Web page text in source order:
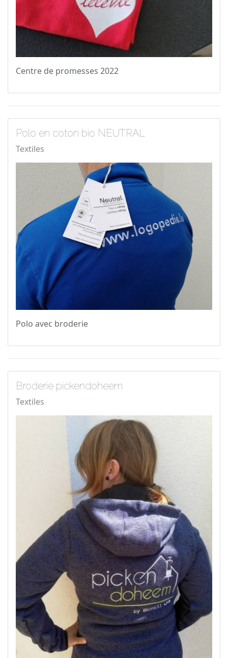
Centre de promesses 2022
Polo en coton bio NEUTRAL
Textiles
Polo avec broderie
Broderie pickendoheem
Textiles